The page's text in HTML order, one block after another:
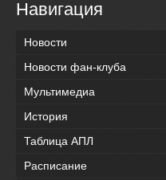
Навигация
Новости
Новости фан-клуба
Мультимедиа
История
Таблица АПЛ
Расписание